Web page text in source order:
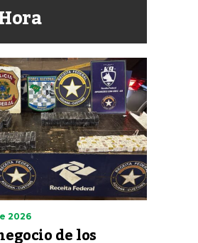
2026
de los